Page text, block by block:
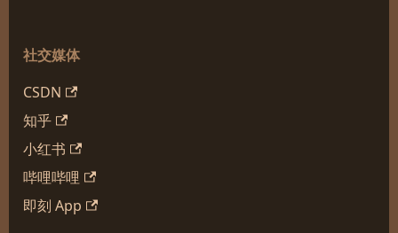
社交媒体
CSDN
知乎
小红书
哔哩哔哩
即刻 App